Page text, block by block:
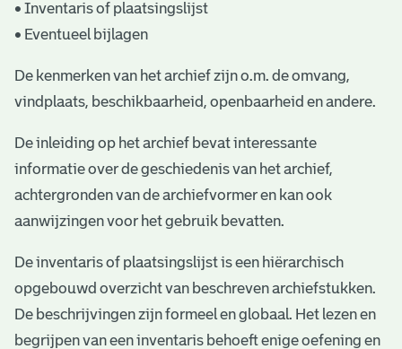
a
c
h
i
e
v
n
• Inventaris of plaatsingslijst
• Eventueel bijlagen
De kenmerken van het archief zijn o.m. de omvang,
vindplaats, beschikbaarheid, openbaarheid en andere.
De inleiding op het archief bevat interessante
informatie over de geschiedenis van het archief,
achtergronden van de archiefvormer en kan ook
aanwijzingen voor het gebruik bevatten.
De inventaris of plaatsingslijst is een hiërarchisch
opgebouwd overzicht van beschreven archiefstukken.
De beschrijvingen zijn formeel en globaal. Het lezen en
begrijpen van een inventaris behoeft enige oefening en